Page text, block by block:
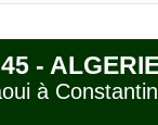
-
à